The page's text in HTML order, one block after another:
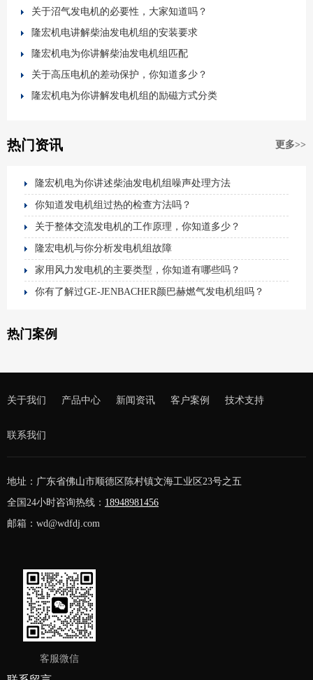
关于沼气发电机的必要性，大家知道吗？
隆宏机电讲解柴油发电机组的安装要求
隆宏机电为你讲解柴油发电机组匹配
关于高压电机的差动保护，你知道多少？
隆宏机电为你讲解发电机组的励磁方式分类
热门资讯 更多>>
隆宏机电为你讲述柴油发电机组噪声处理方法
你知道发电机组过热的检查方法吗？
关于整体交流发电机的工作原理，你知道多少？
隆宏电机与你分析发电机组故障
家用风力发电机的主要类型，你知道有哪些吗？
你有了解过GE-JENBACHER颜巴赫燃气发电机组吗？
热门案例
关于我们 产品中心 新闻资讯 客户案例 技术支持
联系我们
地址：广东省佛山市顺德区陈村镇文海工业区23号之五
全国24小时咨询热线： 18948981456
邮箱：wd@wdfdj.com
客服微信